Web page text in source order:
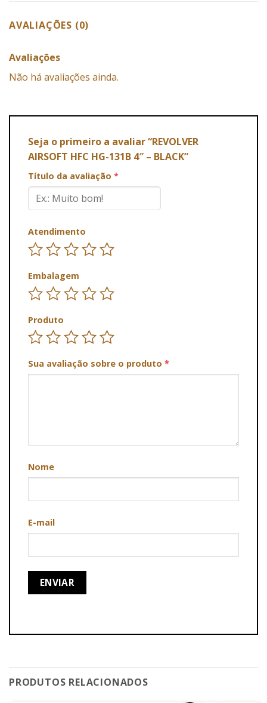
AVALIAÇÕES (0)
Avaliações
Não há avaliações ainda.
Seja o primeiro a avaliar “REVOLVER
AIRSOFT HFC HG-131B 4″ – BLACK”
Título da avaliação *
Atendimento
Embalagem
Produto
Sua avaliação sobre o produto *
Nome
E-mail
PRODUTOS RELACIONADOS